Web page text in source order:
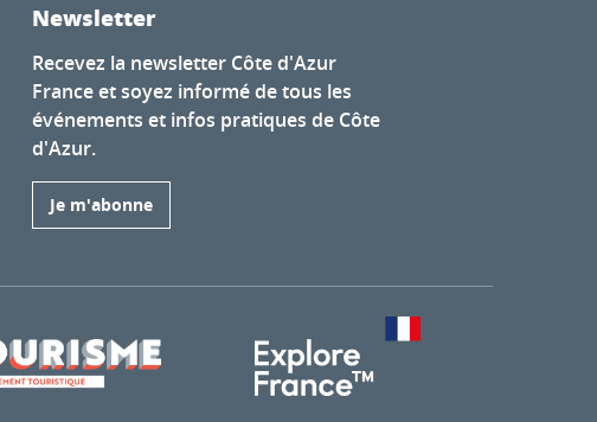
Newsletter
Recevez la newsletter Côte d'Azur
France et soyez informé de tous les
événements et infos pratiques de Côte
d'Azur.
Je m'abonne